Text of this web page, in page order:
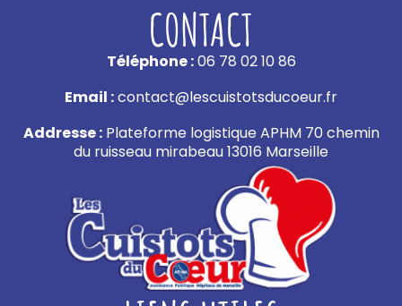
CONTACT
Téléphone :06 78 02 10 86
Email :contact@lescuistotsducoeur.fr
Addresse :Plateforme logistique APHM 70 chemin
du ruisseau mirabeau 13016 Marseille